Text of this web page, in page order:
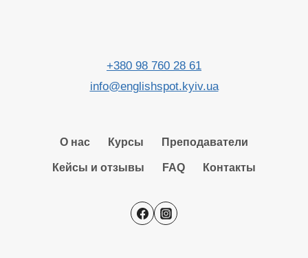
+380 98 760 28 61
info@englishspot.kyiv.ua
О нас Курсы Преподаватели
Кейсы и отзывы FAQ Контакты